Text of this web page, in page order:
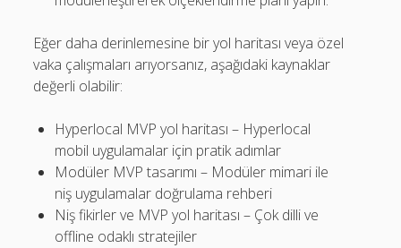
Eğer daha derinlemesine bir yol haritası veya özel
vaka çalışmaları arıyorsanız, aşağıdaki kaynaklar
değerli olabilir:
Hyperlocal MVP yol haritası – Hyperlocal
mobil uygulamalar için pratik adımlar
Modüler MVP tasarımı – Modüler mimari ile
niş uygulamalar doğrulama rehberi
Niş fikirler ve MVP yol haritası – Çok dilli ve
offline odaklı stratejiler